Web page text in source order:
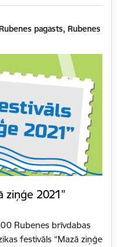
pagasts, Rubenes
ziņģe 2021”
Rubenes brīvdabas
festivāls “Mazā ziņģe